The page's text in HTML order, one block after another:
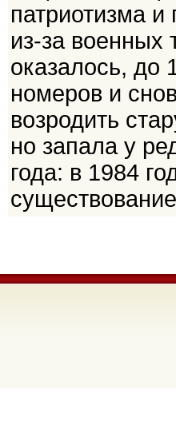
патриотизма
из-за военных
оказалось, до
номеров и
возродить
но запала у
года: в 1984